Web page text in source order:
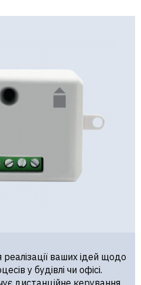
ваших ідей щодо
у будівлі чи офісі.